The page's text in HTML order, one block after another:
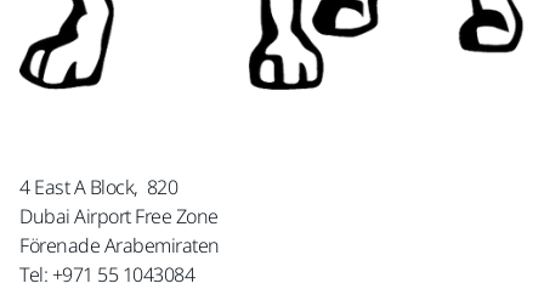
4 East A Block, 820
Dubai Airport Free Zone
Förenade Arabemiraten
Tel: +971 55 1043084